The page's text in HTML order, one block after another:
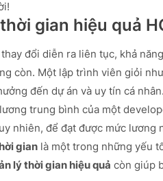
gian hiệu quả
đổi diễn ra liên tục, khả năng
còn. Một lập trình viên giỏi
đến dự án và uy tín cá nhân.
trung bình của một
nhiên, để đạt được mức lương
gian là một trong những yếu
lý thời gian hiệu quả còn giúp